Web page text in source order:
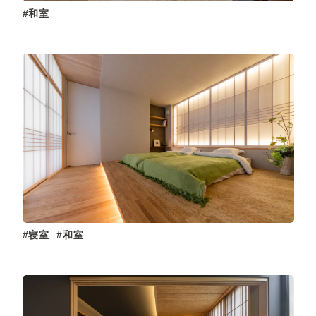
和室
寝室 和室